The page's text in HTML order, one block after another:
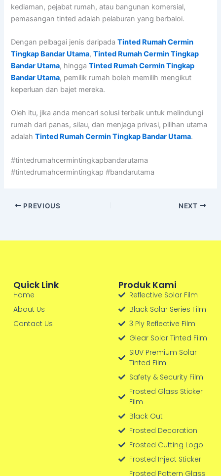
kediaman, pejabat rumah, atau bangunan komersial,
pemasangan tinted adalah pelaburan yang berbaloi.
Dengan pelbagai jenis daripadaTinted Rumah Cermin
Tingkap Bandar Utama,Tinted Rumah Cermin Tingkap
Bandar Utama, hinggaTinted Rumah Cermin Tingkap
Bandar Utama, pemilik rumah boleh memilih mengikut
keperluan dan bajet mereka.
Oleh itu, jika anda mencari solusi terbaik untuk melindungi
rumah dari panas, silau, dan menjaga privasi, pilihan utama
adalahTinted Rumah Cermin Tingkap Bandar Utama.
#tintedrumahcermintingkapbandarutama
#tintedrumahcermintingkap #bandarutama
PREVIOUS NEXT
Quick Link
Home
About Us
Contact Us
Produk Kami
Reflective Solar Film
Black Solar Series Film
3 Ply Reflective Film
Glear Solar Tinted Film
SIUV Premium Solar
Tinted Film
Safety & Security Film
Frosted Glass Sticker
Film
Black Out
Frosted Decoration
Frosted Cutting Logo
Frosted Inject Sticker
Frosted Pattern Glass